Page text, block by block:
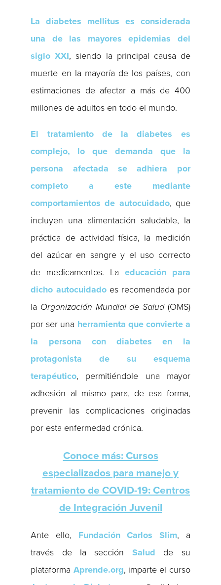
La diabetes mellitus es considerada
una de las mayores epidemias del
siglo XXI, siendo la principal causa de
muerte en la mayoría de los países, con
estimaciones de afectar a más de 400
millones de adultos en todo el mundo.
El tratamiento de la diabetes es
complejo, lo que demanda que la
persona afectada se adhiera por
completo a este mediante
comportamientos de autocuidado, que
incluyen una alimentación saludable, la
práctica de actividad física, la medición
del azúcar en sangre y el uso correcto
de medicamentos. La educación para
dicho autocuidadoes recomendada por
la Organización Mundial de Salud(OMS)
por ser una herramienta que convierte a
la persona con diabetes en la
protagonista de su esquema
terapéutico, permitiéndole una mayor
adhesión al mismo para, de esa forma,
prevenir las complicaciones originadas
por esta enfermedad crónica.
Conoce más: Cursos
especializados para manejo y
tratamiento de COVID-19: Centros
de Integración Juvenil
Ante ello, Fundación Carlos Slim, a
través de la sección Salud de su
plataforma Aprende.org, imparte el curso